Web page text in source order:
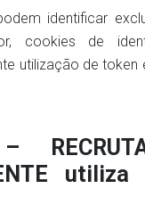
identificar
cookies de
utilização de token
utiliza